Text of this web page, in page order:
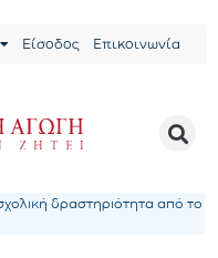
Είσοδος Επικοινωνία
δραστηριότητα από το